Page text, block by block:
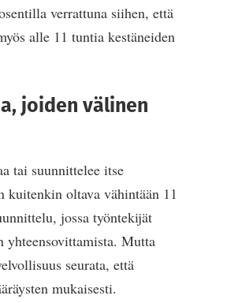
verrattuna siihen, että
alle 11 tuntia kestäneiden
joiden välinen
tai suunnittelee itse
oltava vähintään 11
jossa työntekijät
yhteensovittamista. Mutta
seurata, että
mukaisesti.